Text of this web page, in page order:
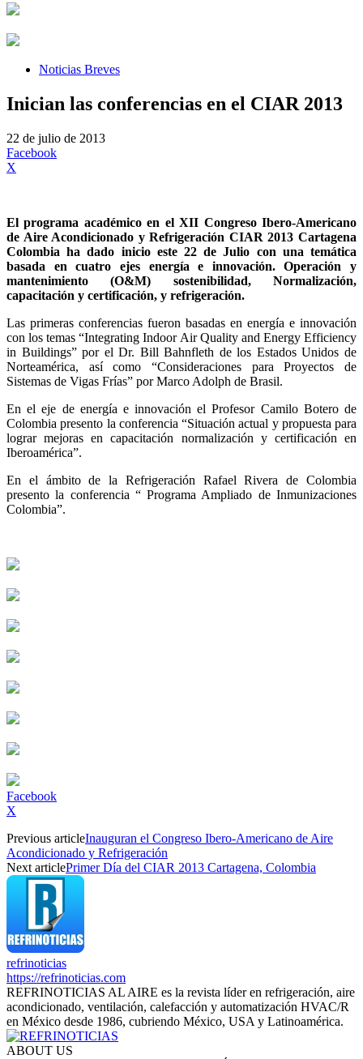
Noticias Breves
Inician las conferencias en el CIAR 2013
22 de julio de 2013
Facebook
X
El programa académico en el XII Congreso Ibero-Americano
de Aire Acondicionado y Refrigeración CIAR 2013 Cartagena
Colombia ha dado inicio este 22 de Julio con una temática
basada en cuatro ejes energía e innovación. Operación y
mantenimiento (O&M) sostenibilidad, Normalización,
capacitación y certificación, y refrigeración.
Las primeras conferencias fueron basadas en energía e innovación
con los temas “Integrating Indoor Air Quality and Energy Efficiency
in Buildings” por el Dr. Bill Bahnfleth de los Estados Unidos de
Norteamérica, así como “Consideraciones para Proyectos de
Sistemas de Vigas Frías” por Marco Adolph de Brasil.
En el eje de energía e innovación el Profesor Camilo Botero de
Colombia presento la conferencia “Situación actual y propuesta para
lograr mejoras en capacitación normalización y certificación en
Iberoamérica”.
En el ámbito de la Refrigeración Rafael Rivera de Colombia
presento la conferencia “ Programa Ampliado de Inmunizaciones
Colombia”.
Facebook
X
Previous articleInauguran el Congreso Ibero-Americano de Aire
Acondicionado y Refrigeración
Next articlePrimer Día del CIAR 2013 Cartagena, Colombia
refrinoticias
https://refrinoticias.com
REFRINOTICIAS AL AIRE es la revista líder en refrigeración, aire
acondicionado, ventilación, calefacción y automatización HVAC/R
en México desde 1986, cubriendo México, USA y Latinoamérica.
ABOUT US